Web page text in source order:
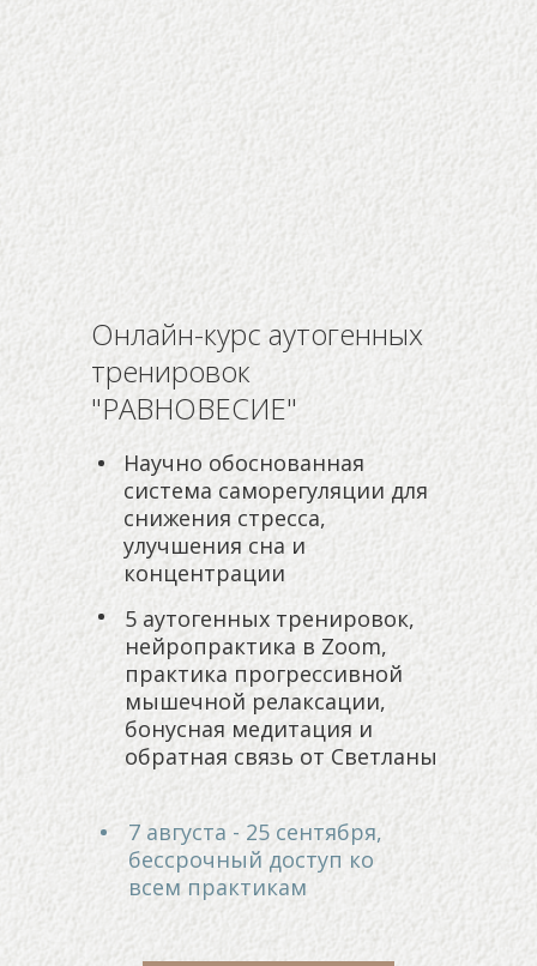
ПРОЕКТЫ
Онлайн-курс аутогенных
тренировок
"РАВНОВЕСИЕ"
Научно обоснованная
система саморегуляции для
снижения стресса,
улучшения сна и
концентрации
5 аутогенных тренировок,
нейропрактика в Zoom,
практика прогрессивной
мышечной релаксации,
бонусная медитация и
обратная связь от Светланы
7 августа - 25 сентября,
бессрочный доступ ко
всем практикам